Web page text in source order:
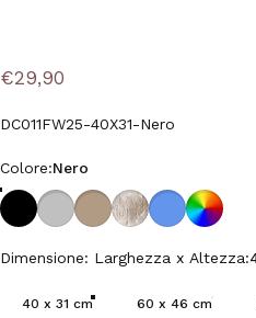
€29,90
DC011FW25-40X31-Nero
Colore
Colore:Nero
Nero Grigio Medio
TortoraShabbyAzzurro Polvere
Colore
Dimensione: Larghezza x Altezza
Dimensione: Larghezza x Altezza:
40 x 31 cm 60 x 46 cm